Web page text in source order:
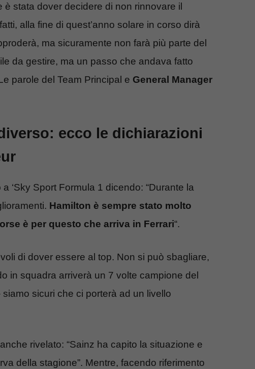
stata dover decidere di non rinnovare il
alla fine di quest’anno solare in corso dirà
ma sicuramente non farà più parte del
da gestire, ma un passo che andava fatto
parole del Team Principal e General Manager
ecco le dichiarazioni
‘Sky Sport Formula 1 dicendo: “Durante la
Hamilton è sempre stato molto
è per questo che arriva in Ferrari“.
di dover essere al top. Non si può sbagliare,
in squadra arriverà un 7 volte campione del
sicuri che ci porterà ad un livello
rivelato: “Sainz ha capito la situazione e
della stagione”. Mentre, facendo riferimento